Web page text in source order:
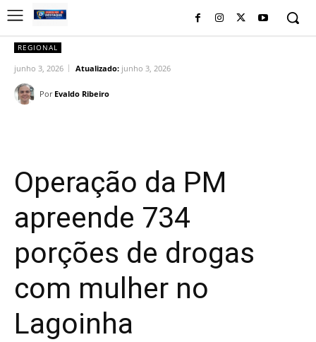
REGIONAL
junho 3, 2026 Atualizado: junho 3, 2026
Por Evaldo Ribeiro
Operação da PM
apreende 734
porções de drogas
com mulher no
Lagoinha